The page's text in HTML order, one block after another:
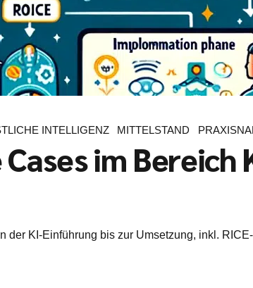
INTELLIGENZ MITTELSTAND
im Bereich
KI-Einführung bis zur Umsetzung, inkl.